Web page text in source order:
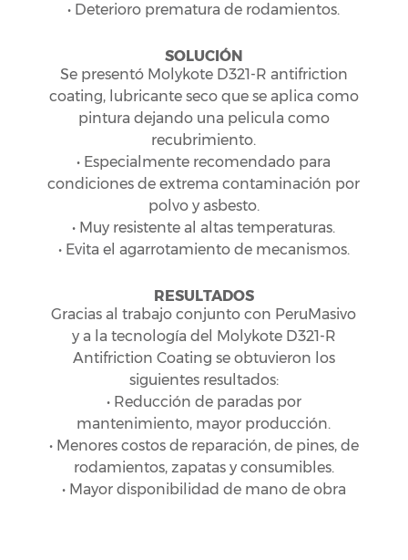
• Deterioro prematura de rodamientos.
SOLUCIÓN
Se presentó Molykote D321-R antifriction
coating, lubricante seco que se aplica como
pintura dejando una pelicula como
recubrimiento.
• Especialmente recomendado para
condiciones de extrema contaminación por
polvo y asbesto.
• Muy resistente al altas temperaturas.
• Evita el agarrotamiento de mecanismos.
RESULTADOS
Gracias al trabajo conjunto con PeruMasivo
y a la tecnología del Molykote D321-R
Antifriction Coating se obtuvieron los
siguientes resultados:
• Reducción de paradas por
mantenimiento, mayor producción.
• Menores costos de reparación, de pines, de
rodamientos, zapatas y consumibles.
• Mayor disponibilidad de mano de obra